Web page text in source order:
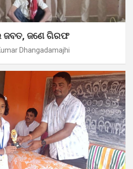
ଜବତ, ଜଣେ ଗିରଫ
Dhangadamajhi